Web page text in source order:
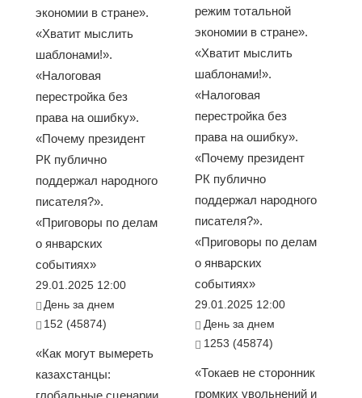
экономии в стране».
«Хватит мыслить
шаблонами!».
«Налоговая
перестройка без
права на ошибку».
«Почему президент
РК публично
поддержал народного
писателя?».
«Приговоры по делам
о январских
событиях»
29.01.2025 12:00
День за днем
152 (45874)
«Как могут вымереть
казахстанцы:
глобальные сценарии
режим тотальной
экономии в стране».
«Хватит мыслить
шаблонами!».
«Налоговая
перестройка без
права на ошибку».
«Почему президент
РК публично
поддержал народного
писателя?».
«Приговоры по делам
о январских
событиях»
29.01.2025 12:00
День за днем
1253 (45874)
«Токаев не сторонник
громких увольнений и